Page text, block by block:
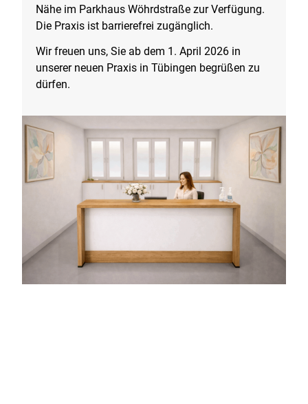
Nähe im Parkhaus Wöhrdstraße zur Verfügung.
Die Praxis ist barrierefrei zugänglich.
Wir freuen uns, Sie ab dem 1. April 2026 in
unserer neuen Praxis in Tübingen begrüßen zu
dürfen.